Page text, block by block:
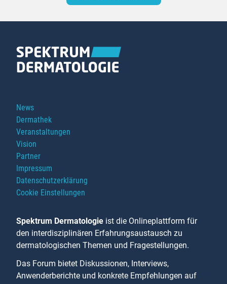
Navigation
überspringen
News
Dermathek
Veranstaltungen
Vision
Partner
Impressum
Datenschutzerklärung
Cookie Einstellungen
Spektrum Dermatologie ist die Onlineplattform für
den interdisziplinären Erfahrungsaustausch zu
dermatologischen Themen und Fragestellungen.
Das Forum bietet Diskussionen, Interviews,
Anwenderberichte und konkrete Empfehlungen auf